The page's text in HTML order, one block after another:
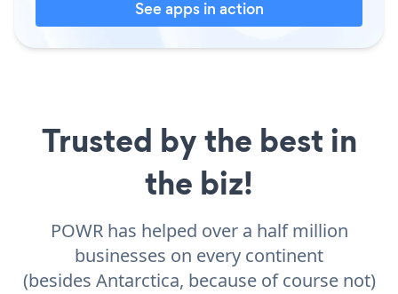
See apps in action
Trusted by the best in
the biz!
POWR has helped over a half million
businesses on every continent
(besides Antarctica, because of course not)